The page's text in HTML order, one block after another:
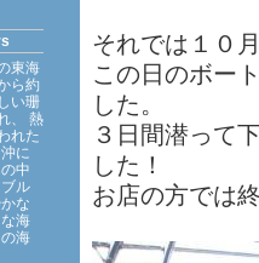
それでは１０
この日のボー
した。
３日間潜って
した！
お店の方では
東海
ら約
い珊
、 熱
れた
に
中
ル
な
海
海